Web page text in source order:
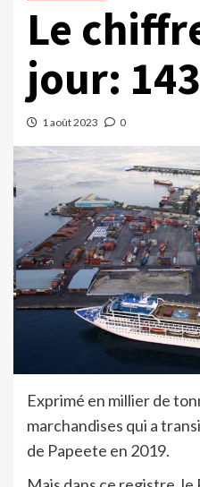
Le
jour:
1 août 2023 0
Exprimé en millier de
marchandises qui a
de Papeete en 2019.